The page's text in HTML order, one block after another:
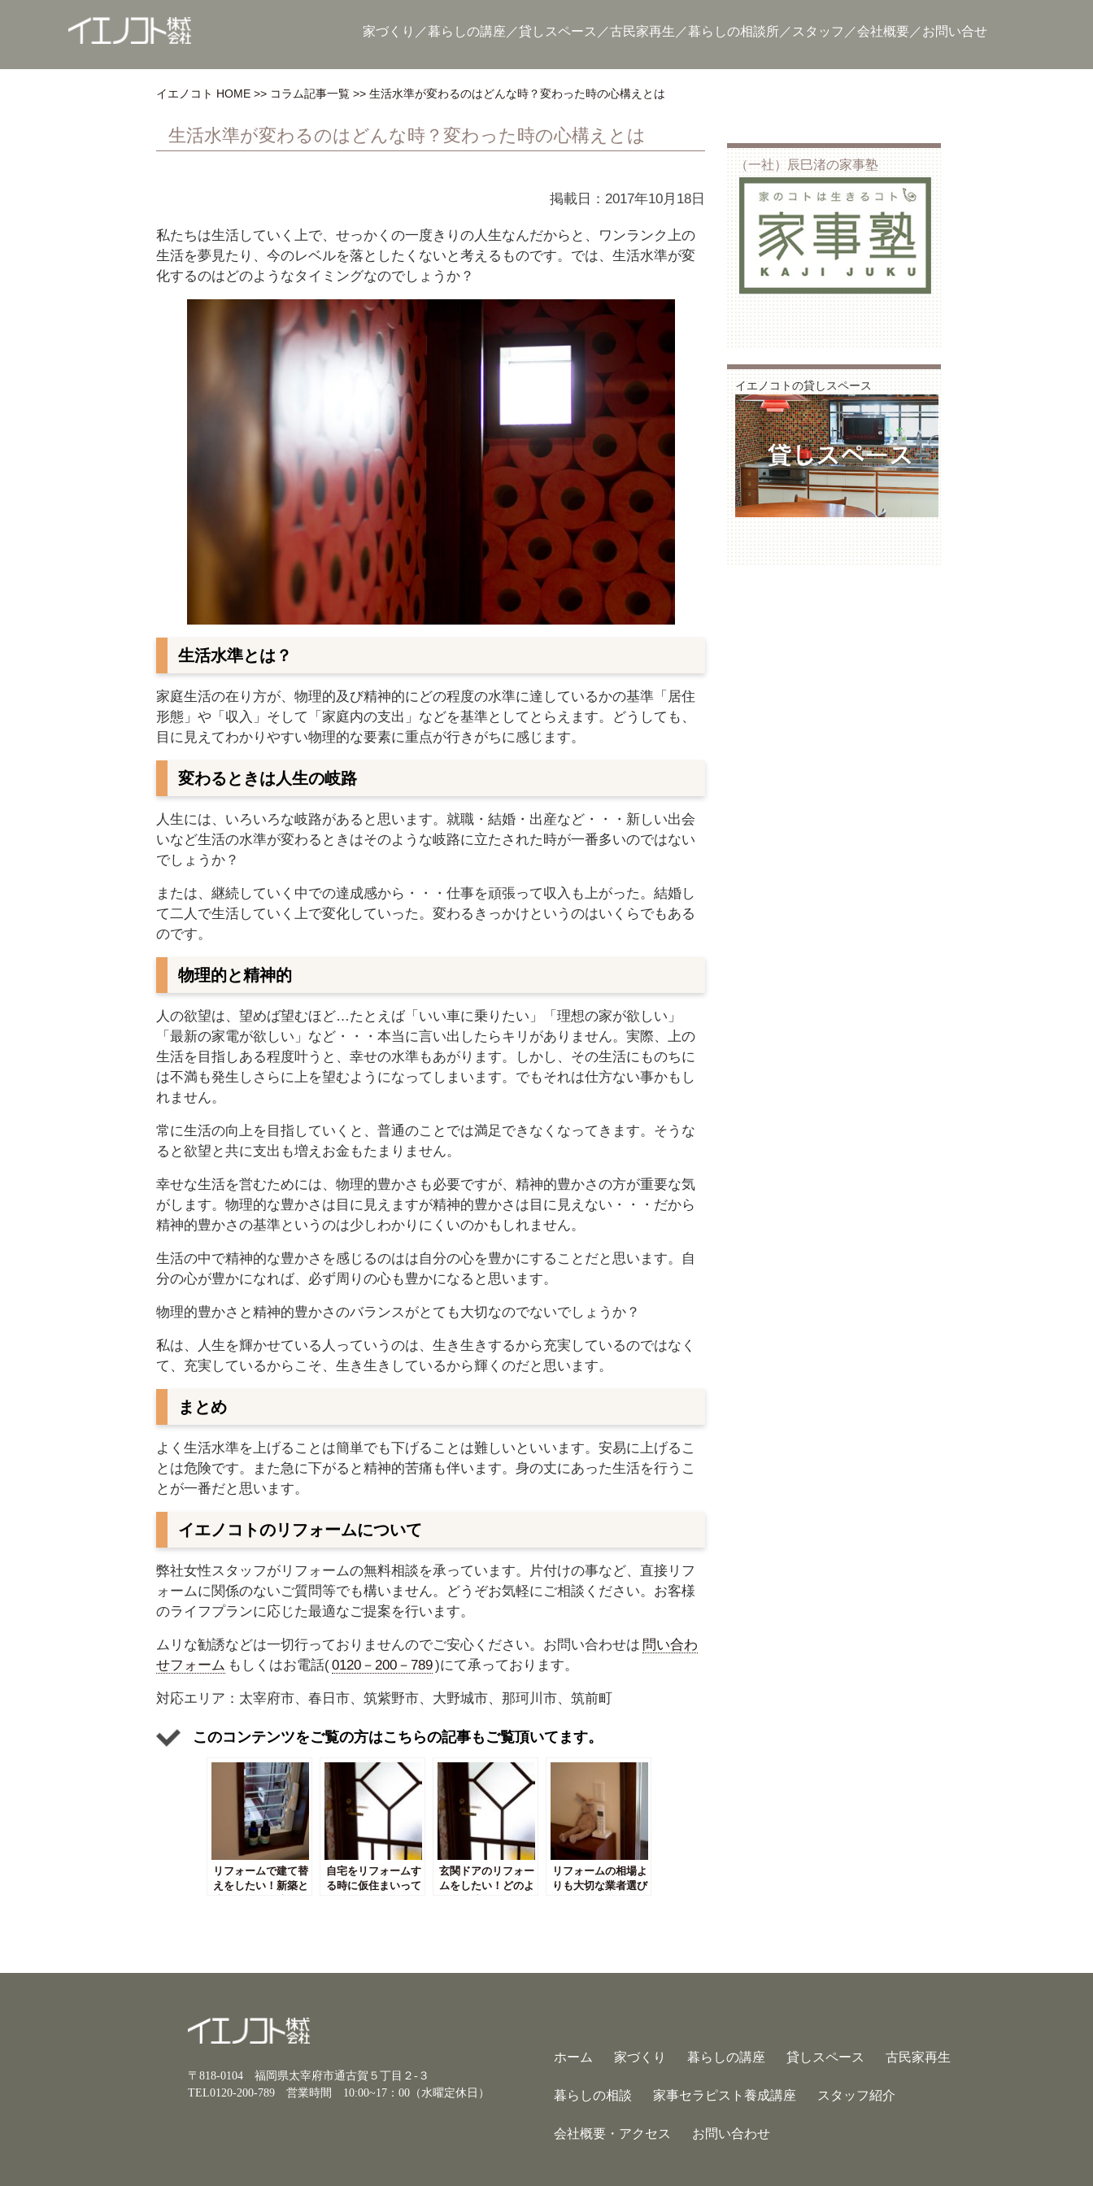
家づくり 暮らしの講座 貸しスペース 古民家再生 暮らしの相談所 スタッフ 会社概要 お問い合せ
イエノコト HOME コラム記事一覧 生活水準が変わるのはどんな時？変わった時の心構えとは
生活水準が変わるのはどんな時？変わった時の心構えとは
掲載日：2017年10月18日
私たちは生活していく上で、せっかくの一度きりの人生なんだからと、ワンランク上の
生活を夢見たり、今のレベルを落としたくないと考えるものです。では、生活水準が変
化するのはどのようなタイミングなのでしょうか？
生活水準とは？
家庭生活の在り方が、物理的及び精神的にどの程度の水準に達しているかの基準「居住
形態」や「収入」そして「家庭内の支出」などを基準としてとらえます。どうしても、
目に見えてわかりやすい物理的な要素に重点が行きがちに感じます。
変わるときは人生の岐路
人生には、いろいろな岐路があると思います。就職・結婚・出産など・・・新しい出会
いなど生活の水準が変わるときはそのような岐路に立たされた時が一番多いのではない
でしょうか？
または、継続していく中での達成感から・・・仕事を頑張って収入も上がった。結婚し
て二人で生活していく上で変化していった。変わるきっかけというのはいくらでもある
のです。
物理的と精神的
人の欲望は、望めば望むほど…たとえば「いい車に乗りたい」「理想の家が欲しい」
「最新の家電が欲しい」など・・・本当に言い出したらキリがありません。実際、上の
生活を目指しある程度叶うと、幸せの水準もあがります。しかし、その生活にものちに
は不満も発生しさらに上を望むようになってしまいます。でもそれは仕方ない事かもし
れません。
常に生活の向上を目指していくと、普通のことでは満足できなくなってきます。そうな
ると欲望と共に支出も増えお金もたまりません。
幸せな生活を営むためには、物理的豊かさも必要ですが、精神的豊かさの方が重要な気
がします。物理的な豊かさは目に見えますが精神的豊かさは目に見えない・・・だから
精神的豊かさの基準というのは少しわかりにくいのかもしれません。
生活の中で精神的な豊かさを感じるのはは自分の心を豊かにすることだと思います。自
分の心が豊かになれば、必ず周りの心も豊かになると思います。
物理的豊かさと精神的豊かさのバランスがとても大切なのでないでしょうか？
私は、人生を輝かせている人っていうのは、生き生きするから充実しているのではなく
て、充実しているからこそ、生き生きしているから輝くのだと思います。
まとめ
よく生活水準を上げることは簡単でも下げることは難しいといいます。安易に上げるこ
とは危険です。また急に下がると精神的苦痛も伴います。身の丈にあった生活を行うこ
とが一番だと思います。
イエノコトのリフォームについて
弊社女性スタッフがリフォームの無料相談を承っています。片付けの事など、直接リフ
ォームに関係のないご質問等でも構いません。どうぞお気軽にご相談ください。お客様
のライフプランに応じた最適なご提案を行います。
ムリな勧誘などは一切行っておりませんのでご安心ください。お問い合わせは 問い合わ
せフォーム もしくはお電話(0120－200－789)にて承っております。
対応エリア：太宰府市、春日市、筑紫野市、大野城市、那珂川市、筑前町
このコンテンツをご覧の方はこちらの記事もご覧頂いてます。
リフォームで建て替
えをしたい！新築と
自宅をリフォームす
る時に仮住まいって
玄関ドアのリフォー
ムをしたい！どのよ
リフォームの相場よ
りも大切な業者選び
（一社）辰巳渚の家事塾
イエノコトの貸しスペース
ホーム 家づくり 暮らしの講座 貸しスペース 古民家再生
暮らしの相談 家事セラピスト養成講座 スタッフ紹介
会社概要・アクセス お問い合わせ
〒818-0104 福岡県太宰府市通古賀５丁目２-３
TEL0120-200-789 営業時間 10:00~17：00（水曜定休日）